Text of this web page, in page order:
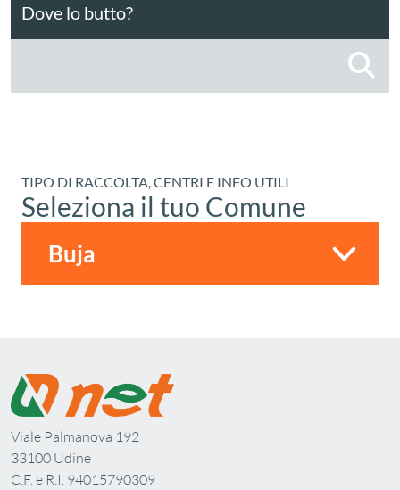
Dove lo butto?
TIPO DI RACCOLTA, CENTRI E INFO UTILI
Seleziona il tuo Comune
Viale Palmanova 192
33100 Udine
C.F. e R.I. 94015790309